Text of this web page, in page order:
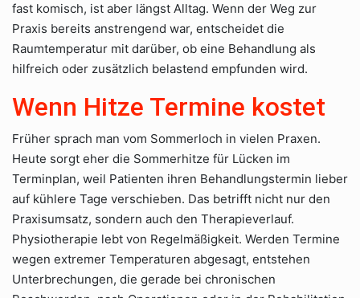
fast komisch, ist aber längst Alltag. Wenn der Weg zur
Praxis bereits anstrengend war, entscheidet die
Raumtemperatur mit darüber, ob eine Behandlung als
hilfreich oder zusätzlich belastend empfunden wird.
Wenn Hitze Termine kostet
Früher sprach man vom Sommerloch in vielen Praxen.
Heute sorgt eher die Sommerhitze für Lücken im
Terminplan, weil Patienten ihren Behandlungstermin lieber
auf kühlere Tage verschieben. Das betrifft nicht nur den
Praxisumsatz, sondern auch den Therapieverlauf.
Physiotherapie lebt von Regelmäßigkeit. Werden Termine
wegen extremer Temperaturen abgesagt, entstehen
Unterbrechungen, die gerade bei chronischen